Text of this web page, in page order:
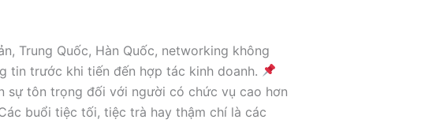
Trung Quốc, Hàn Quốc, networking không
tin trước khi tiến đến hợp tác kinh doanh.
sự tôn trọng đối với người có chức vụ cao hơn
buổi tiệc tối, tiệc trà hay thậm chí là các